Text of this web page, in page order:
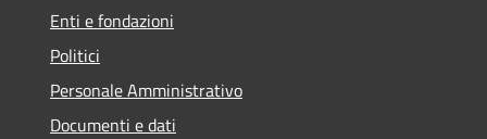
Enti e fondazioni
Politici
Personale Amministrativo
Documenti e dati